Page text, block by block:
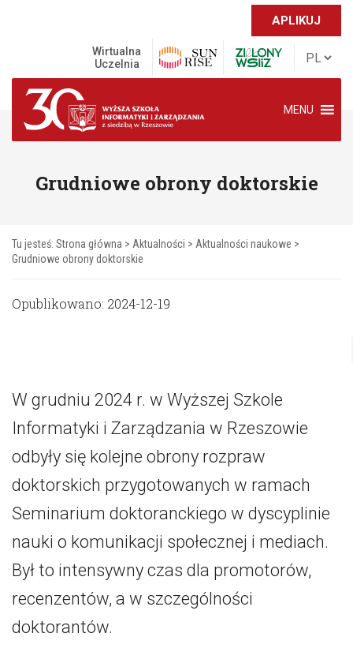
APLIKUJ
Wirtualna
Uczelnia
MENU
Grudniowe obrony doktorskie
Tu jesteś: Strona główna > Aktualności > Aktualności naukowe >
Grudniowe obrony doktorskie
Opublikowano: 2024-12-19
W grudniu 2024 r. w Wyższej Szkole
Informatyki i Zarządzania w Rzeszowie
odbyły się kolejne obrony rozpraw
doktorskich przygotowanych w ramach
Seminarium doktoranckiego w dyscyplinie
nauki o komunikacji społecznej i mediach.
Był to intensywny czas dla promotorów,
recenzentów, a w szczególności
doktorantów.